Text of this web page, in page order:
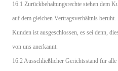
16.1 Zurückbehaltungsrechte stehen dem
auf dem gleichen Vertragsverhältnis
Kunden ist ausgeschlossen, es sei denn,
von uns anerkannt.
16.2 Ausschließlicher Gerichtsstand für